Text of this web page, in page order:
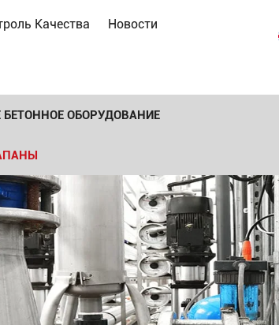
Качества Новости
БЕТОННОЕ ОБОРУДОВАНИЕ